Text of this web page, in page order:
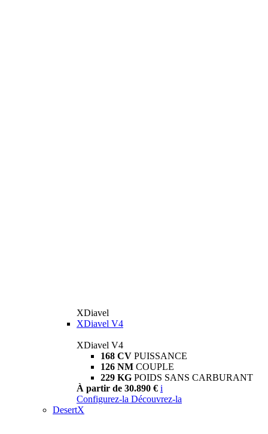
XDiavel
XDiavel V4
XDiavel V4
168 CV PUISSANCE
126 NM COUPLE
229 KG POIDS SANS CARBURANT
À partir de 30.890 € i
Configurez-la Découvrez-la
DesertX